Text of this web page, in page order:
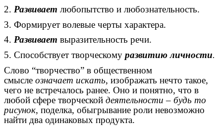
2. Развивает любопытство и любознательность.
3. Формирует волевые черты характера.
4. Развивает выразительность речи.
5. Способствует творческому развитию личности.
Слово “творчество” в общественном
смысле означает искать, изображать нечто такое,
чего не встречалось ранее. Оно и понятно, что в
любой сфере творческой деятельности – будь то
рисунок, поделка, обыгрывание роли невозможно
найти два одинаковых продукта.